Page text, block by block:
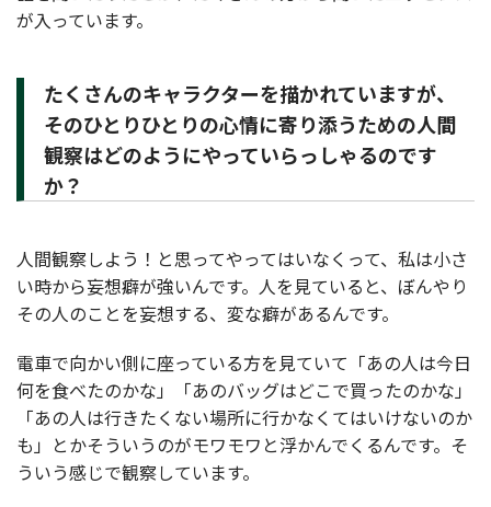
が入っています。
たくさんのキャラクターを描かれていますが、
そのひとりひとりの心情に寄り添うための人間
観察はどのようにやっていらっしゃるのです
か？
人間観察しよう！と思ってやってはいなくって、私は小さ
い時から妄想癖が強いんです。人を見ていると、ぼんやり
その人のことを妄想する、変な癖があるんです。
電車で向かい側に座っている方を見ていて「あの人は今日
何を食べたのかな」「あのバッグはどこで買ったのかな」
「あの人は行きたくない場所に行かなくてはいけないのか
も」とかそういうのがモワモワと浮かんでくるんです。そ
ういう感じで観察しています。